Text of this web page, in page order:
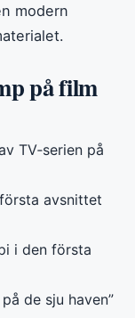
modern
på film
TV‑serien på
avsnittet
i den första
de sju haven”